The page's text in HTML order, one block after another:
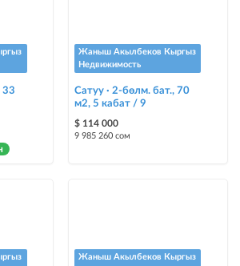
жана Telegram каналына жарыя
акы төлөнүүчү жарнама
башка түстө бөлүп көрсөтүлөт
33
Жаныш Акылбеков Кыргыз
Недвижимость
Сатуу · 2-бөлм. бат., 70
м2, 5 кабат / 9
$ 114 000
9 985 260 сом
Жаныш Акылбеков Кыргыз